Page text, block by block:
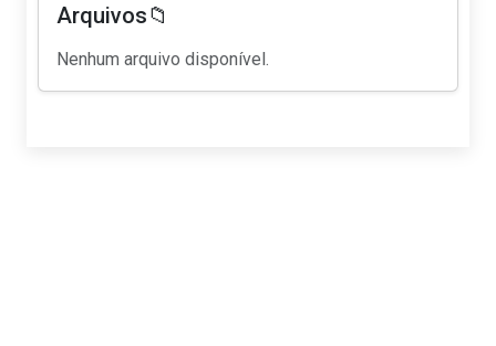
Arquivos📁
Nenhum arquivo disponível.